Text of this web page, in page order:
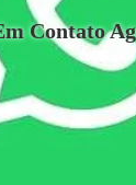
Contato